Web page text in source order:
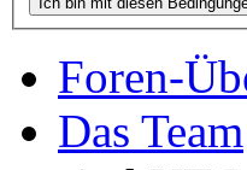
Foren-
Das Team